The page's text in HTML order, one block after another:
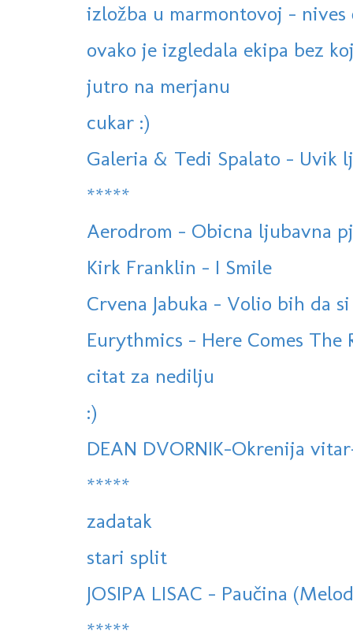
izložba u marmontovoj - nives
ovako je izgledala ekipa bez
jutro na merjanu
cukar :)
Galeria & Tedi Spalato - Uvik
*****
Aerodrom - Obicna ljubavna
Kirk Franklin - I Smile
Crvena Jabuka - Volio bih da
Eurythmics - Here Comes The
citat za nedilju
:)
DEAN DVORNIK-Okrenija
*****
zadatak
stari split
JOSIPA LISAC - Paučina
*****